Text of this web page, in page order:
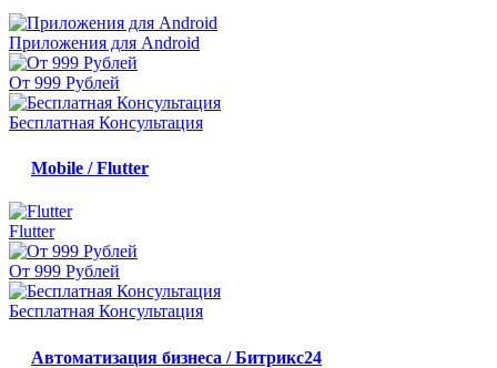
Приложения для Android
От 999 Рублей
Бесплатная Консультация
Mobile / Flutter
Flutter
От 999 Рублей
Бесплатная Консультация
Автоматизация бизнеса / Битрикс24